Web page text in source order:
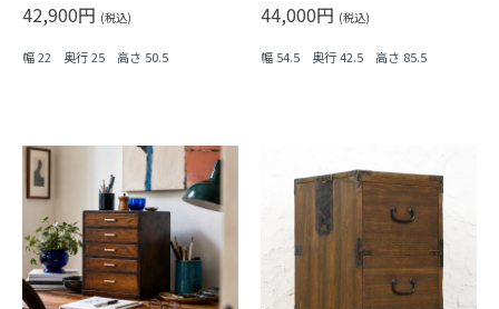
42,900円 (税込)
幅 22 奥行 25 高さ 50.5
44,000円 (税込)
幅 54.5 奥行 42.5 高さ 85.5